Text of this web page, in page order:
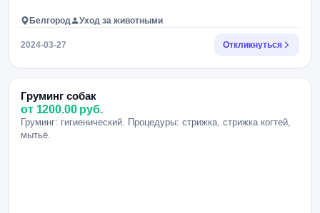
Белгород Уход за животными
2024-03-27 Откликнуться
Груминг собак
от 1200.00 руб.
Груминг: гигиенический. Процедуры: стрижка, стрижка когтей,
мытьё.